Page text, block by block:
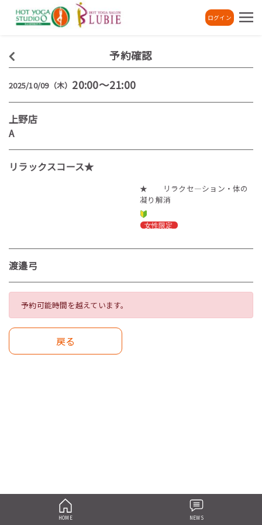
ログイン
予約確認
2025/10/09（木） 20:00～21:00
上野店
A
リラックスコース★
★ リラクセ―ション・体の
凝り解消
渡邉弓
予約可能時間を越えています。
戻る
HOME NEWS